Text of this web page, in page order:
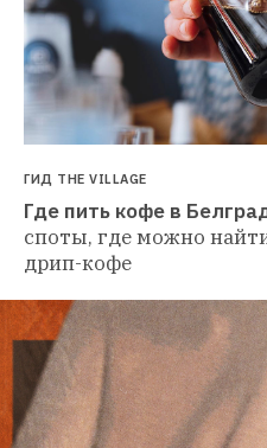
ГИД THE VILLAGE
Где пить кофе в
споты, где можно
дрип-кофе